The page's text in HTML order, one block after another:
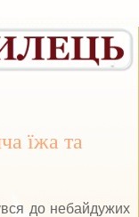
їжа та
до небайдужих